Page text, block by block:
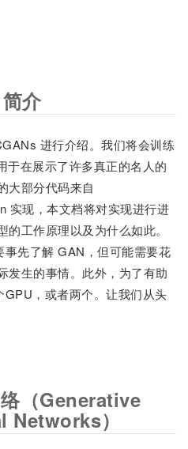
介
进行介绍。我们将会训练
于在展示了许多真正的名人的
大部分代码来自
实现，本文档将对实现进行进
工作原理以及为什么如此。
先了解 GAN，但可能需要花
发生的事情。此外，为了有助
，或者两个。让我们从头
（Generative
）